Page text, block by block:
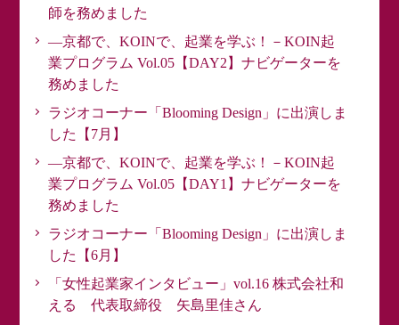
師を務めました
―京都で、KOINで、起業を学ぶ！－KOIN起
業プログラム Vol.05【DAY2】ナビゲーターを
務めました
ラジオコーナー「Blooming Design」に出演しま
した【7月】
―京都で、KOINで、起業を学ぶ！－KOIN起
業プログラム Vol.05【DAY1】ナビゲーターを
務めました
ラジオコーナー「Blooming Design」に出演しま
した【6月】
「女性起業家インタビュー」vol.16 株式会社和
える 代表取締役 矢島里佳さん